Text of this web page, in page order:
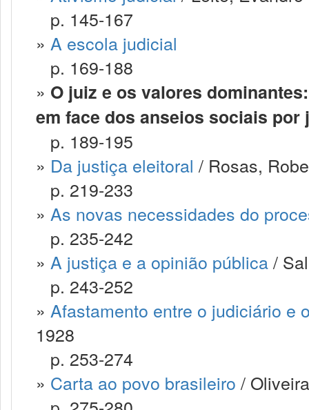
p. 145-167
» A escola judicial
p. 169-188
» O juiz e os valores
em face dos anseios sociais por
p. 189-195
» Da justiça eleitoral / Rosas,
p. 219-233
» As novas necessidades do
p. 235-242
» A justiça e a opinião pública/
p. 243-252
» Afastamento entre o judiciário e
1928
p. 253-274
» Carta ao povo brasileiro /